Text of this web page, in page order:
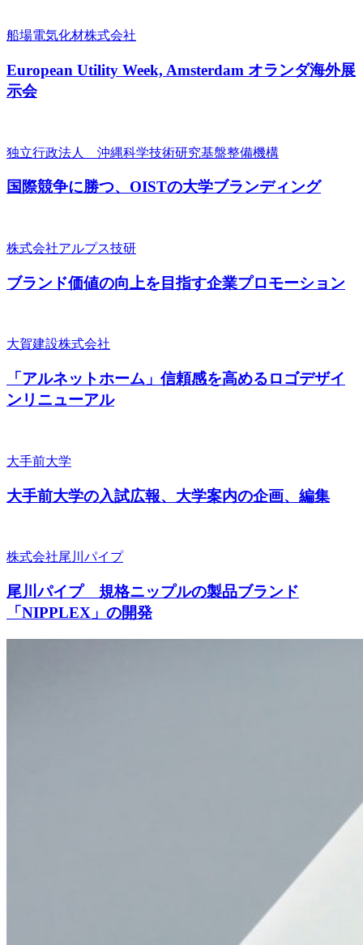
船場電気化材株式会社
European Utility Week, Amsterdam オランダ海外展
示会
独立行政法人 沖縄科学技術研究基盤整備機構
国際競争に勝つ、OISTの大学ブランディング
株式会社アルプス技研
ブランド価値の向上を目指す企業プロモーション
大賀建設株式会社
「アルネットホーム」信頼感を高めるロゴデザイ
ンリニューアル
大手前大学
大手前大学の入試広報、大学案内の企画、編集
株式会社尾川パイプ
尾川パイプ 規格ニップルの製品ブランド
「NIPPLEX」の開発